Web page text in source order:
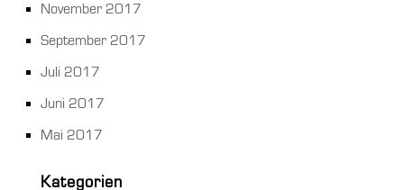
November 2017
September 2017
Juli 2017
Juni 2017
Mai 2017
Kategorien